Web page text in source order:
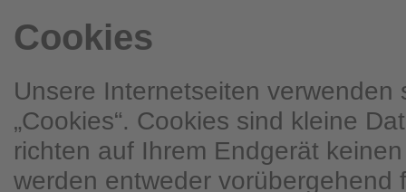
Cookies
Unsere Internetseiten verwenden
„Cookies“. Cookies sind kleine
richten auf Ihrem Endgerät
werden entweder vorübergehend